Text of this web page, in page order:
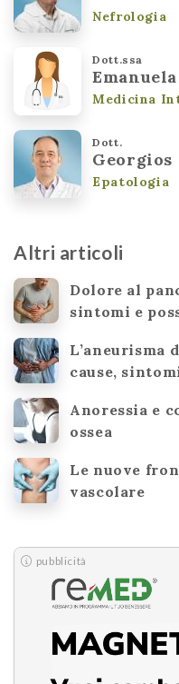
Nefrologia
Dott.ssa
Medicina
Dott.
Georgios
Epatologia
Altri articoli
Dolore al
sintomi e
L’aneurisma
cause,
Anoressia e
ossea
Le nuove
vascolare
pubblicità